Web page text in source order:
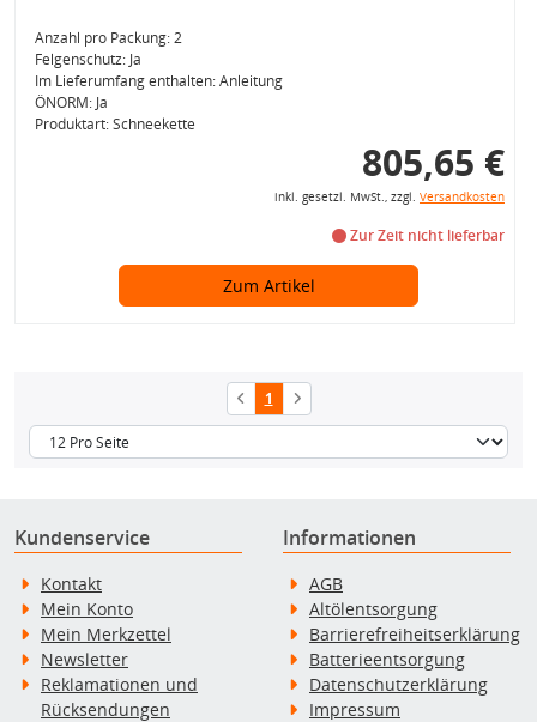
Anzahl pro Packung: 2
Felgenschutz: Ja
Im Lieferumfang enthalten: Anleitung
ÖNORM: Ja
Produktart: Schneekette
805,65 €
inkl. gesetzl. MwSt., zzgl. Versandkosten
Zur Zeit nicht lieferbar
Zum Artikel
1
Kundenservice
Kontakt
Mein Konto
Mein Merkzettel
Newsletter
Reklamationen und
Rücksendungen
Informationen
AGB
Altölentsorgung
Barrierefreiheitserklärung
Batterieentsorgung
Datenschutzerklärung
Impressum